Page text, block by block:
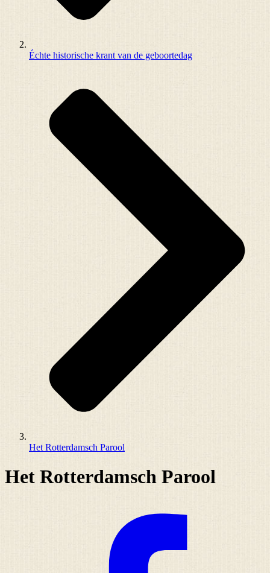
Échte historische krant van de geboortedag
Het Rotterdamsch Parool
Het Rotterdamsch Parool